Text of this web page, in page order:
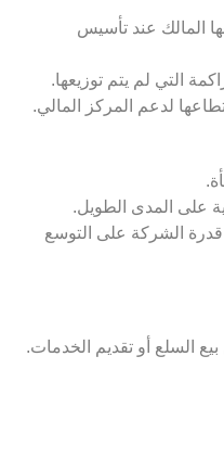
عند تأسيس
التي لم يتم توزيعها.
لدعم المركز المالي.
المدى الطويل.
الشركة على التوسع
أو تقديم الخدمات.